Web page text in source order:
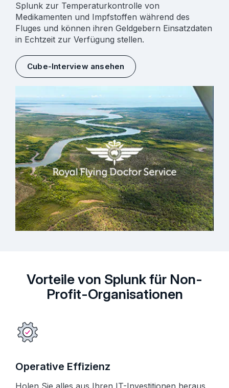
Splunk zur Temperaturkontrolle von
Medikamenten und Impfstoffen während des
Fluges und können ihren Geldgebern Einsatzdaten
in Echtzeit zur Verfügung stellen.
Cube-Interview ansehen
Vorteile von Splunk für Non-
Profit-Organisationen
Operative Effizienz